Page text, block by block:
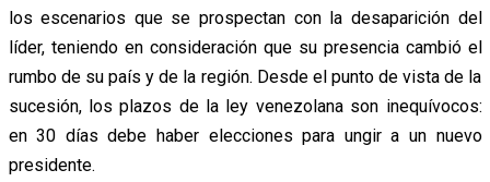
los escenarios que se prospectan con la desaparición del
líder, teniendo en consideración que su presencia cambió el
rumbo de su país y de la región. Desde el punto de vista de la
sucesión, los plazos de la ley venezolana son inequívocos:
en 30 días debe haber elecciones para ungir a un nuevo
presidente.